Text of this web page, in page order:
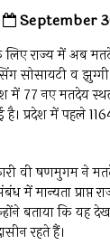
September
लिए राज्य में अब
सोसायटी व
में 77 नए मतदेय
है। प्रदेश में पहले
वी षणमुगम ने
में मान्यता प्राप्त
बताया कि यह
रहते हैं।